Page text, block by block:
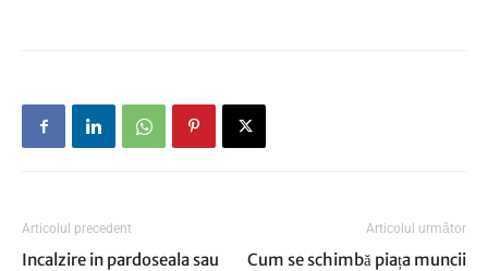
Articolul precedent
Incalzire in pardoseala sau
Articolul următor
Cum se schimbă piața muncii